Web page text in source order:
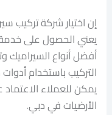
إن اختيار شركة تركيب
يعني الحصول على
أفضل أنواع
التركيب باستخدام
يمكن للعملاء
الأرضيات في دبي.